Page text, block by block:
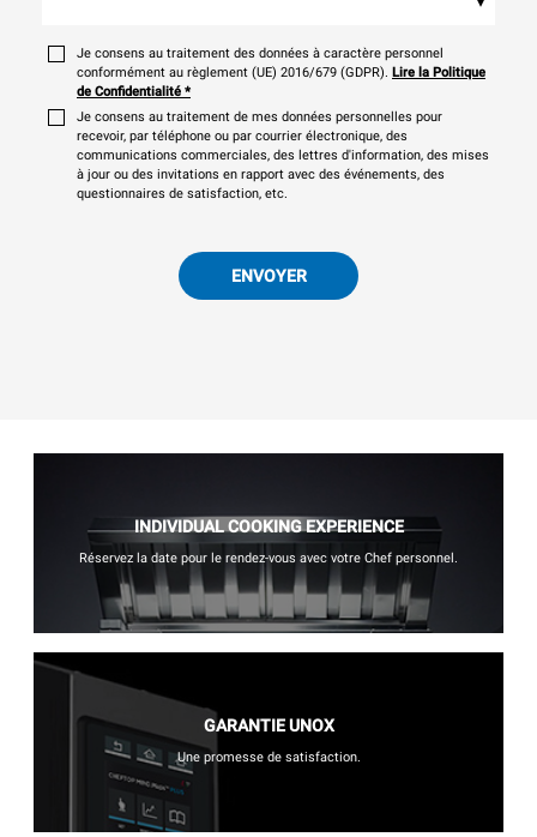
Je consens au traitement des données à caractère personnel
conformément au règlement (UE) 2016/679 (GDPR). Lire la Politique
de Confidentialité *
Je consens au traitement de mes données personnelles pour
recevoir, par téléphone ou par courrier électronique, des
communications commerciales, des lettres d'information, des mises
à jour ou des invitations en rapport avec des événements, des
questionnaires de satisfaction, etc.
ENVOYER
INDIVIDUAL COOKING EXPERIENCE
Réservez la date pour le rendez-vous avec votre Chef personnel.
GARANTIE UNOX
Une promesse de satisfaction.